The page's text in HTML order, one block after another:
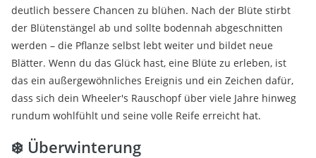
deutlich bessere Chancen zu blühen. Nach der Blüte stirbt
der Blütenstängel ab und sollte bodennah abgeschnitten
werden – die Pflanze selbst lebt weiter und bildet neue
Blätter. Wenn du das Glück hast, eine Blüte zu erleben, ist
das ein außergewöhnliches Ereignis und ein Zeichen dafür,
dass sich dein Wheeler's Rauschopf über viele Jahre hinweg
rundum wohlfühlt und seine volle Reife erreicht hat.
❄️ Überwinterung